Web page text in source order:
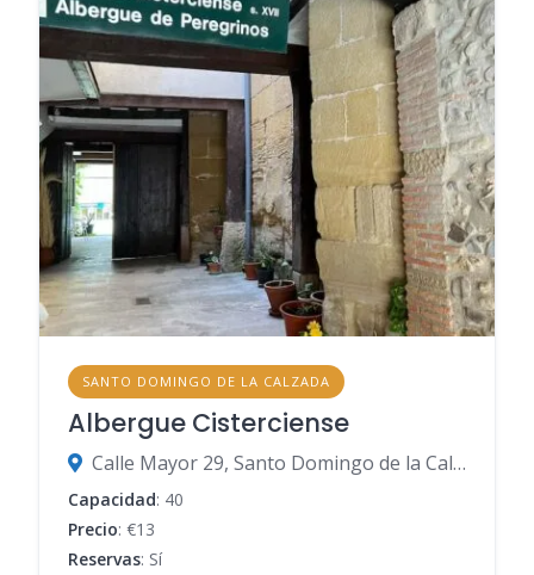
SANTO DOMINGO DE LA CALZADA
Albergue Cisterciense
Calle Mayor 29, Santo Domingo de la Calzada, 26250, La Rioja. España
Capacidad: 40
Precio: €13
Reservas: Sí